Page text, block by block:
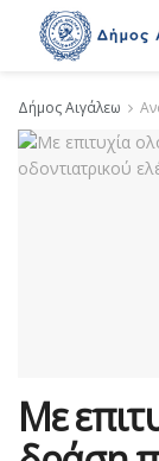
Δήμος Αιγάλεω
Με